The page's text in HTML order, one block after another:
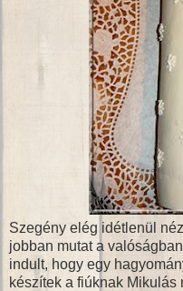
Szegény elég idétlenül
jobban mutat a
indult, hogy egy
készítek a fiúknak Mikulás